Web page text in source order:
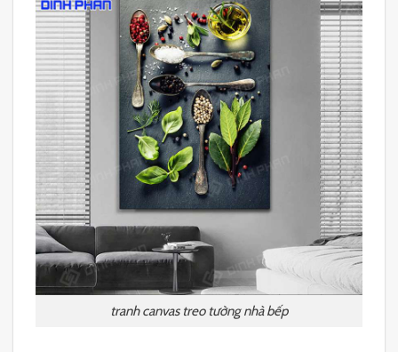
tranh canvas treo tường nhà bếp